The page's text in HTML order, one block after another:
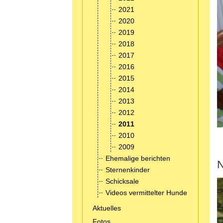
2021
2020
2019
2018
2017
2016
2015
2014
2013
2012
2011
2010
2009
Ehemalige berichten
Sternenkinder
Schicksale
Videos vermittelter Hunde
Aktuelles